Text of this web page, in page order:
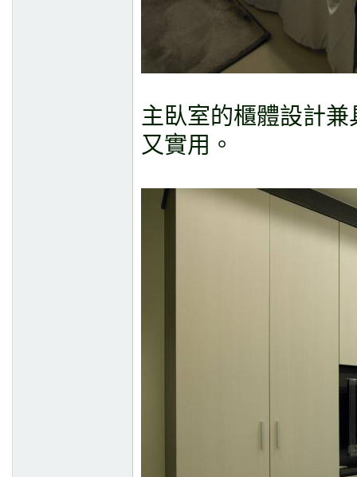
主臥室的櫃體設計
又實用。